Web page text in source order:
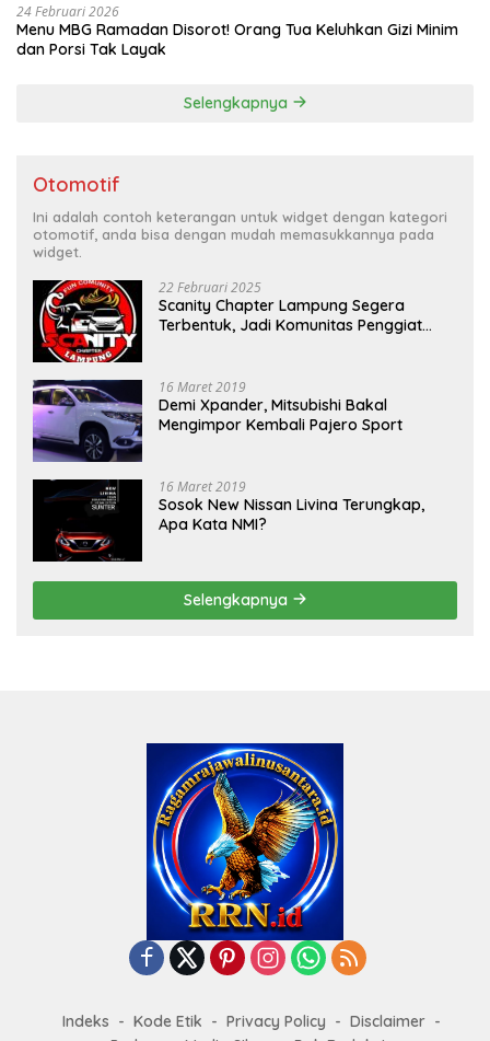
24 Februari 2026
Menu MBG Ramadan Disorot! Orang Tua Keluhkan Gizi Minim
dan Porsi Tak Layak
Selengkapnya
Otomotif
Ini adalah contoh keterangan untuk widget dengan kategori
otomotif, anda bisa dengan mudah memasukkannya pada
widget.
22 Februari 2025
Scanity Chapter Lampung Segera
Terbentuk, Jadi Komunitas Penggiat
16 Maret 2019
Demi Xpander, Mitsubishi Bakal
Mengimpor Kembali Pajero Sport
16 Maret 2019
Sosok New Nissan Livina Terungkap,
Apa Kata NMI?
Selengkapnya
Indeks Kode Etik Privacy Policy
Disclaimer